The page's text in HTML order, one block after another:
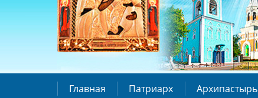
Главная Патриарх Архипастырь